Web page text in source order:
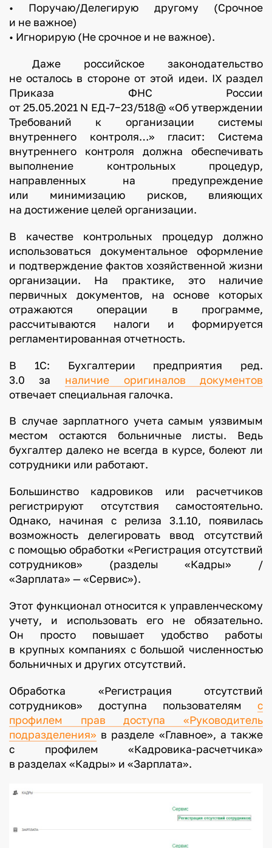
• Поручаю/Делегирую другому (Срочное
и не важное)
• Игнорирую (Не срочное и не важное).
Даже российское законодательство
не осталось в стороне от этой идеи. IX раздел
Приказа ФНС России
от 25.05.2021 N ЕД-7−23/518@ «Об утверждении
Требований к организации системы
внутреннего контроля…» гласит: Система
внутреннего контроля должна обеспечивать
выполнение контрольных процедур,
направленных на предупреждение
или минимизацию рисков, влияющих
на достижение целей организации.
В качестве контрольных процедур должно
использоваться документальное оформление
и подтверждение фактов хозяйственной жизни
организации. На практике, это наличие
первичных документов, на основе которых
отражаются операции в программе,
рассчитываются налоги и формируется
регламентированная отчетность.
В 1С: Бухгалтерии предприятия ред.
3.0 за наличие оригиналов документов
отвечает специальная галочка.
В случае зарплатного учета самым уязвимым
местом остаются больничные листы. Ведь
бухгалтер далеко не всегда в курсе, болеют ли
сотрудники или работают.
Большинство кадровиков или расчетчиков
регистрируют отсутствия самостоятельно.
Однако, начиная с релиза 3.1.10, появилась
возможность делегировать ввод отсутствий
с помощью обработки «Регистрация отсутствий
сотрудников» (разделы «Кадры» /
«Зарплата» — «Сервис»).
Этот функционал относится к управленческому
учету, и использовать его не обязательно.
Он просто повышает удобство работы
в крупных компаниях с большой численностью
больничных и других отсутствий.
Обработка «Регистрация отсутствий
сотрудников» доступна пользователямс
профилем прав доступа «Руководитель
подразделения» в разделе «Главное», а также
с профилем «Кадровика-расчетчика»
в разделах «Кадры» и «Зарплата».